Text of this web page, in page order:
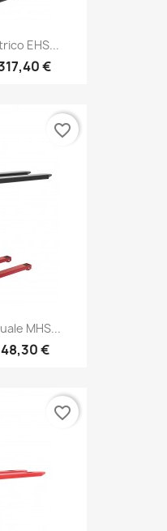
EHS...
€
MHS...
€
favorite_border
favorite_border